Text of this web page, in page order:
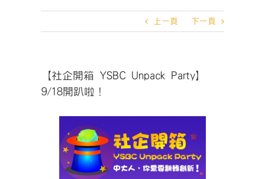
上一頁 下一頁
【社企開箱 YSBC Unpack Party】
9/18開趴啦！